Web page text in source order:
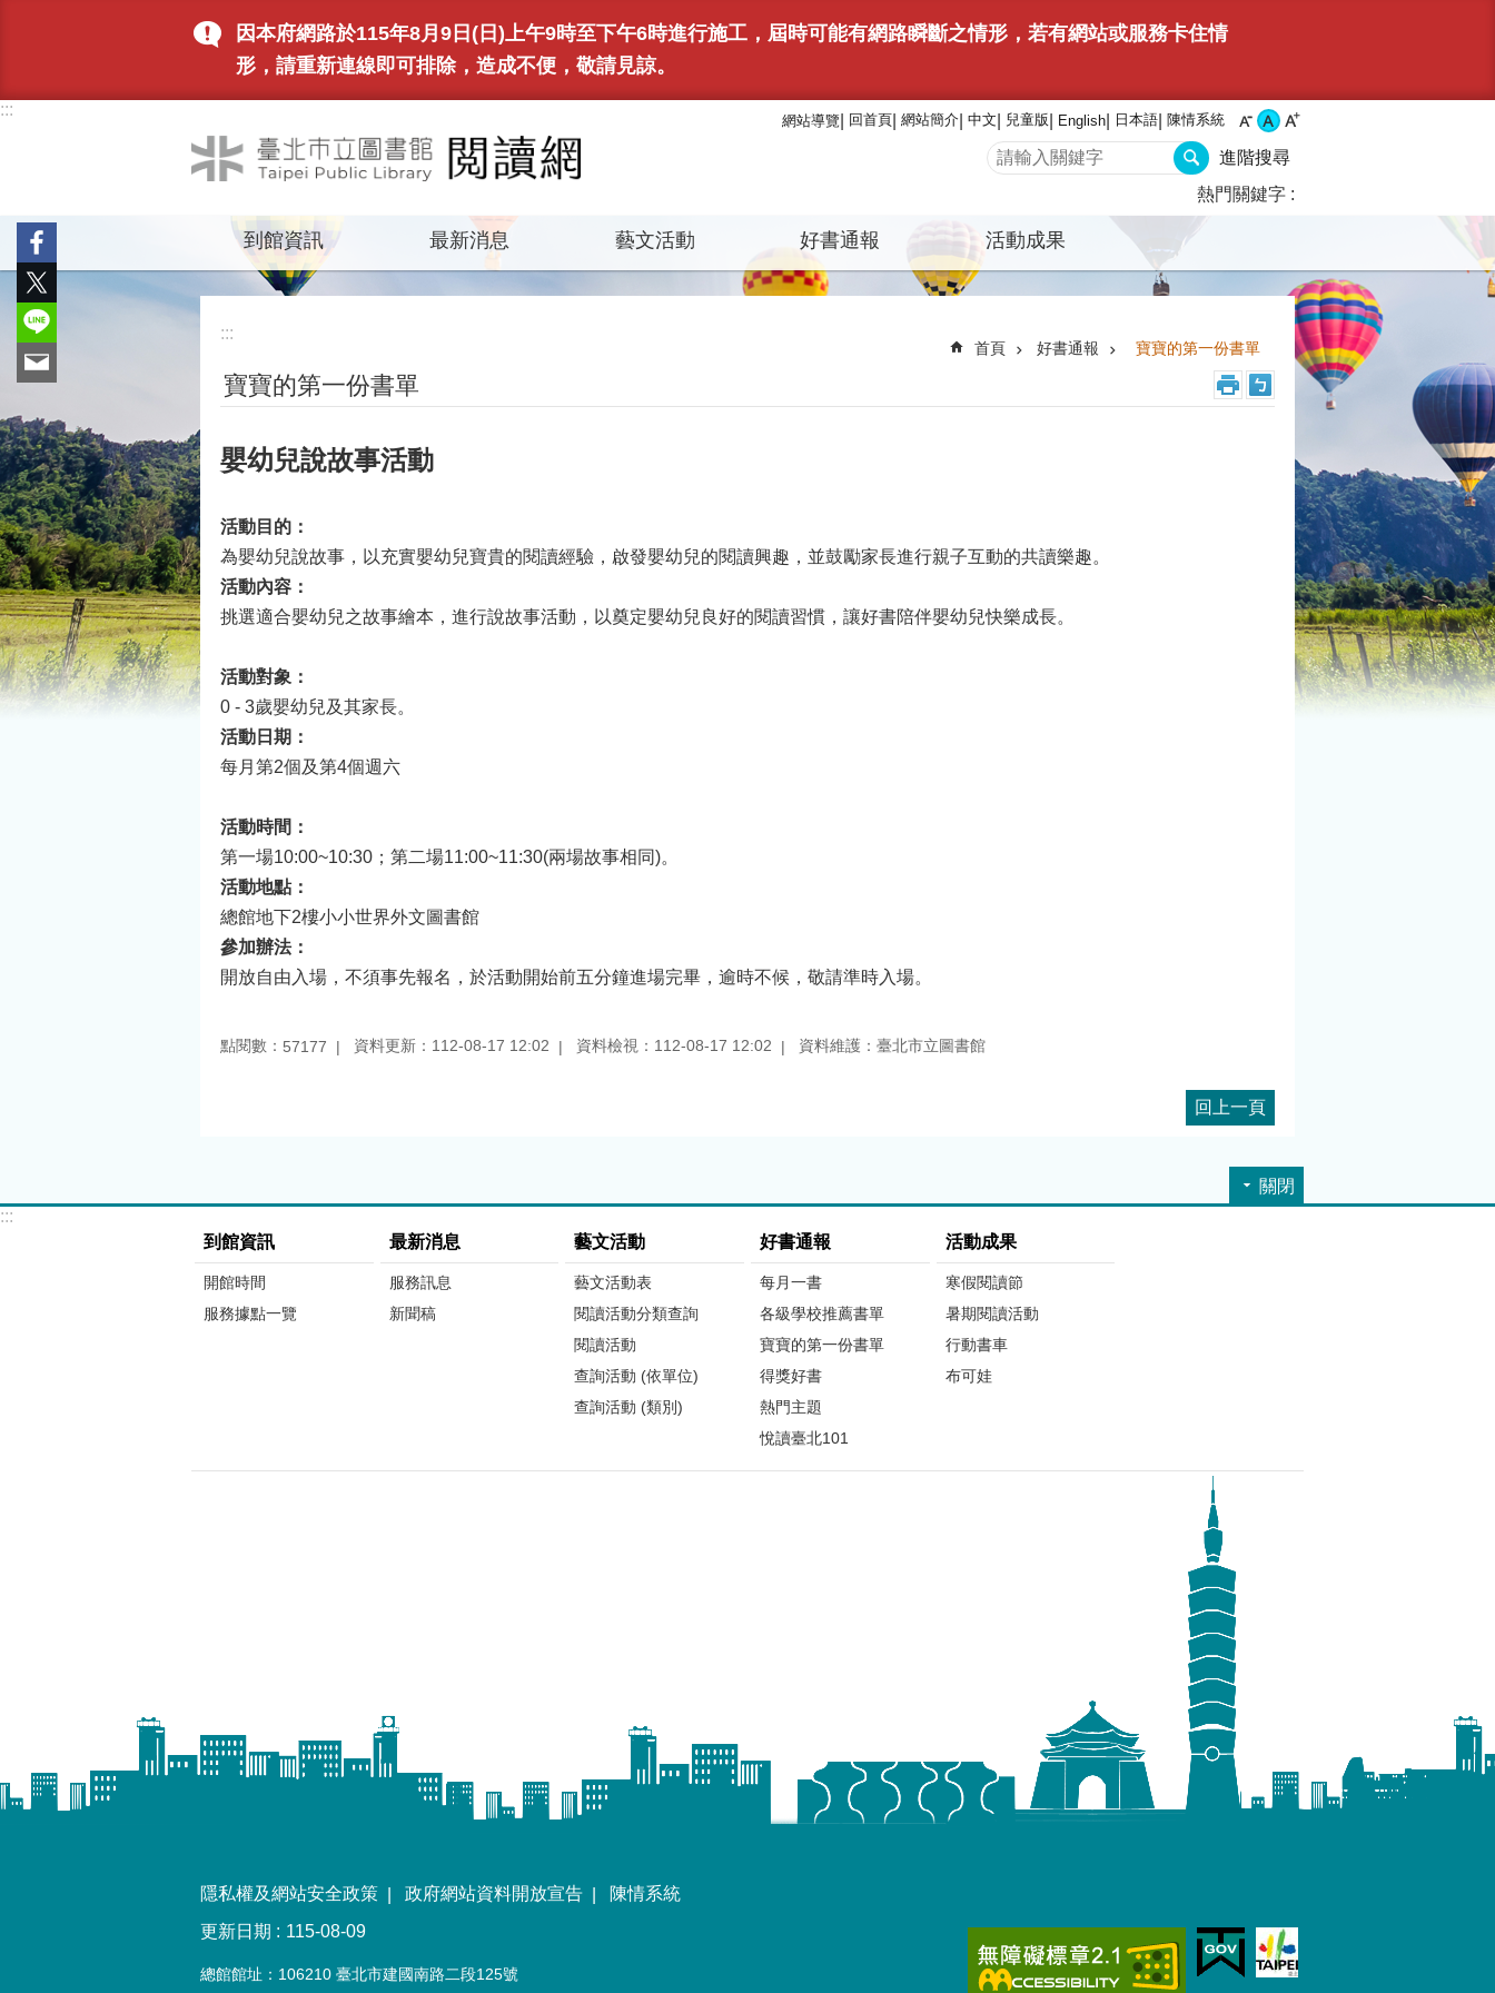
因本府網路於115年8月9日(日)上午9時至下午6時進行施工，屆時可能有網路瞬斷之情形，若有網站或服務卡住情
形，請重新連線即可排除，造成不便，敬請見諒。
:::
網站導覽 回首頁 網站簡介 中文 兒童版 English 日本語 陳情系統
進階搜尋
熱門關鍵字
到館資訊 最新消息 藝文活動 好書通報 活動成果
:::
首頁 好書通報 寶寶的第一份書單
寶寶的第一份書單
嬰幼兒說故事活動
活動目的：
為嬰幼兒說故事，以充實嬰幼兒寶貴的閱讀經驗，啟發嬰幼兒的閱讀興趣，並鼓勵家長進行親子互動的共讀樂趣。
活動內容：
挑選適合嬰幼兒之故事繪本，進行說故事活動，以奠定嬰幼兒良好的閱讀習慣，讓好書陪伴嬰幼兒快樂成長。
活動對象：
0 - 3歲嬰幼兒及其家長。
活動日期：
每月第2個及第4個週六
活動時間：
第一場10:00~10:30；第二場11:00~11:30(兩場故事相同)。
活動地點：
總館地下2樓小小世界外文圖書館
參加辦法：
開放自由入場，不須事先報名，於活動開始前五分鐘進場完畢，逾時不候，敬請準時入場。
點閱數： 57177 資料更新：112-08-17 12:02 資料檢視：112-08-17 12:02 資料維護：臺北市立圖書館
回上一頁
關閉
:::
到館資訊
開館時間
服務據點一覽
最新消息
服務訊息
新聞稿
藝文活動
藝文活動表
閱讀活動分類查詢
閱讀活動
查詢活動 (依單位)
查詢活動 (類別)
好書通報
每月一書
各級學校推薦書單
寶寶的第一份書單
得獎好書
熱門主題
悅讀臺北101
活動成果
寒假閱讀節
暑期閱讀活動
行動書車
布可娃
隱私權及網站安全政策 政府網站資料開放宣告
陳情系統
更新日期
115-08-09
總館館址：106210 臺北市建國南路二段125號